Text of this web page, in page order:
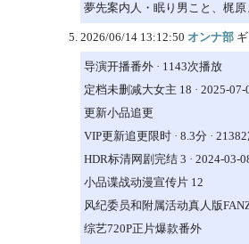
夢先案内人・眠り男こと、梶
2026/06/14 13:12:50 オンナ部
导演开播番外 · 1143次播放
定档未删减大女主 18 · 2025-07-
更新小品追更
VIP更新追更限时 · 8.3分 ·
HDR标清网剧完结 3 · 2024-03-
小品谍战动漫宣传片 12
风纪委员和附属活动真人版
综艺720P正片爆款番外